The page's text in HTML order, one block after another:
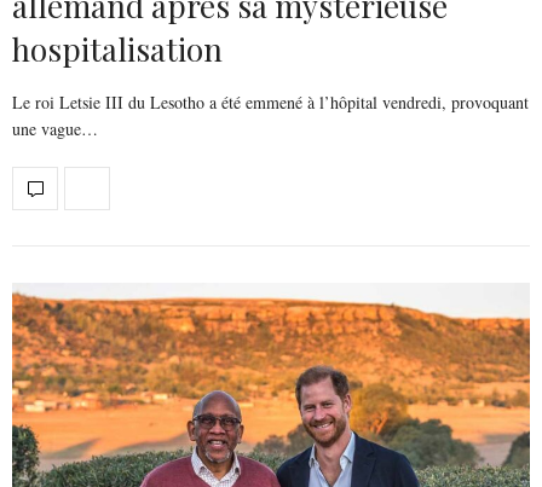
hospitalisation
Le roi Letsie III du Lesotho a été emmené à l’hôpital vendredi, provoquant
une vague…